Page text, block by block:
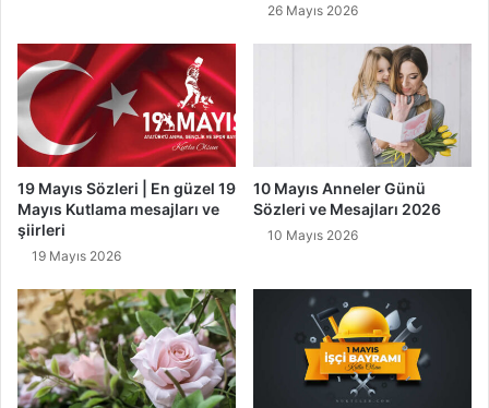
26 Mayıs 2026
19 Mayıs Sözleri | En güzel 19
Mayıs Kutlama mesajları ve
şiirleri
19 Mayıs 2026
10 Mayıs Anneler Günü
Sözleri ve Mesajları 2026
10 Mayıs 2026